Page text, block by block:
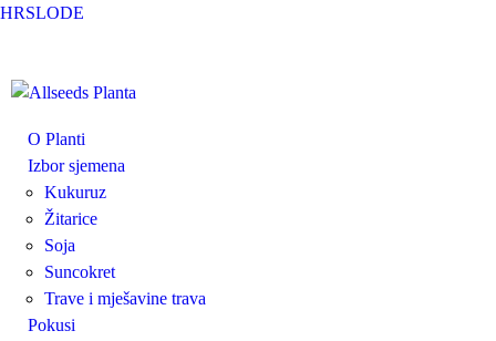
Skip to main content
HRSLODE
Allseeds
Planta
O Planti
Izbor sjemena
Kukuruz
Žitarice
Soja
Suncokret
Trave i mješavine trava
Pokusi